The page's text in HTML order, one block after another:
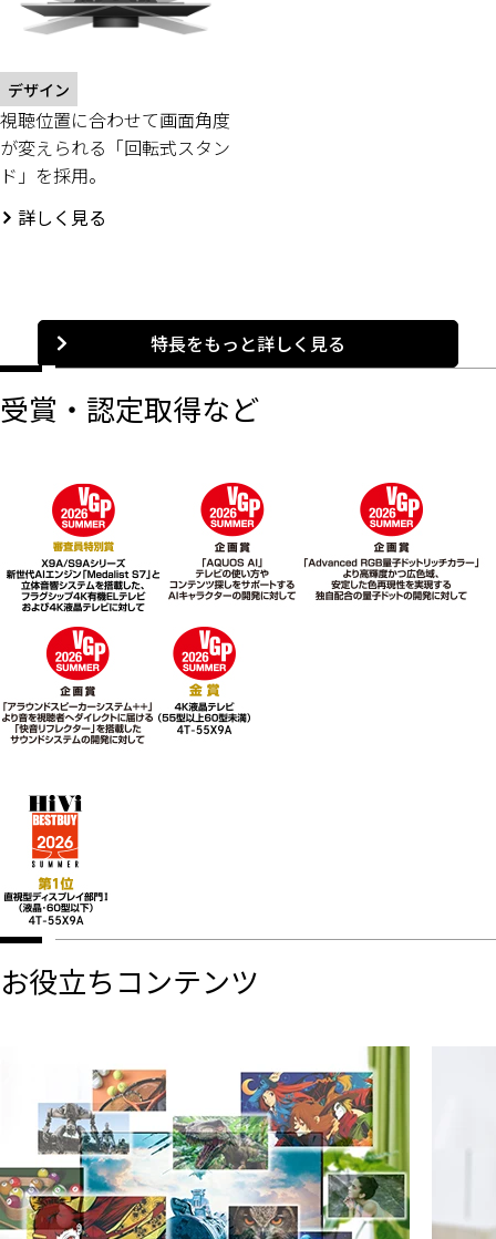
デザイン
視聴位置に合わせて画面角度
が変えられる「回転式スタン
ド」を採用。
詳しく見る
特長をもっと詳しく見る
受賞・認定取得など
お役立ちコンテンツ